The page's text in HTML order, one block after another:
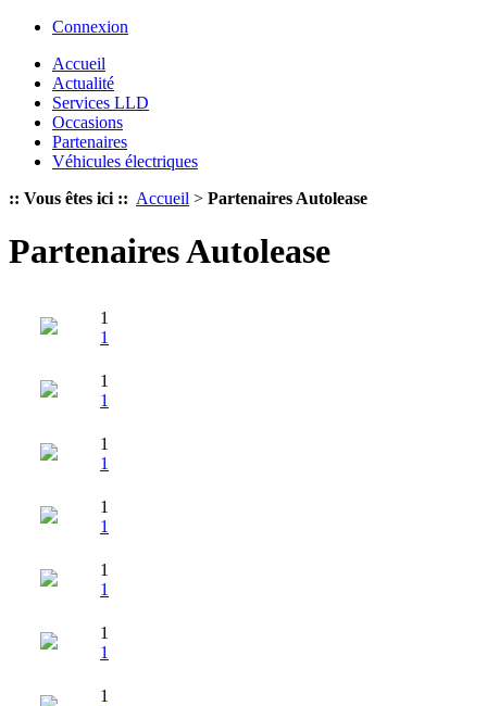
Connexion
Accueil
Actualité
Services LLD
Occasions
Partenaires
Véhicules électriques
:: Vous êtes ici :: Accueil > Partenaires Autolease
Partenaires Autolease
1
1
1
1
1
1
1
1
1
1
1
1
1